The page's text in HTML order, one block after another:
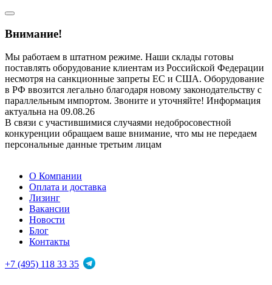
Внимание!
Мы работаем в штатном режиме. Наши склады готовы
поставлять оборудование клиентам из Российской Федерации
несмотря на санкционные запреты ЕС и США. Оборудование
в РФ ввозится легально благодаря новому законодательству с
параллельным импортом. Звоните и уточняйте! Информация
актуальна на 09.08.26
В связи с участившимися случаями недобросовестной
конкуренции обращаем ваше внимание, что мы не передаем
персональные данные третьим лицам
О Компании
Оплата и доставка
Лизинг
Вакансии
Новости
Блог
Контакты
+7 (495) 118 33 35